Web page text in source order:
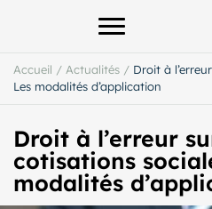
Afficher le
Accueil / Actualités / Droit à
Les modalités d’application
Droit à l’erreur
cotisations
modalités